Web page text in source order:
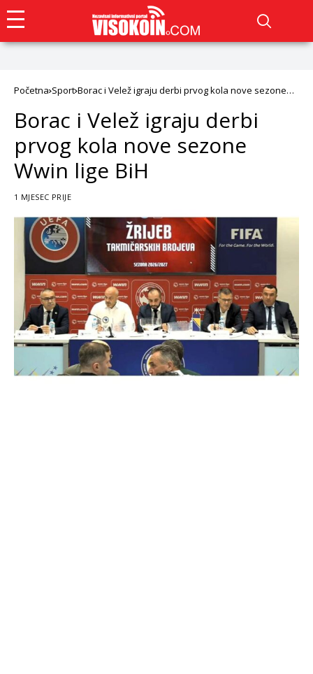
Početna Sport Borac i Velež igraju derbi prvog kola nove sezone
Borac i Velež igraju derbi
prvog kola nove sezone
Wwin lige BiH
1 MJESEC PRIJE